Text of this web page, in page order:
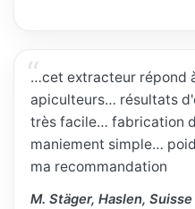
…cet extracteur répond
apiculteurs… résultats
très facile… fabrication
maniement simple…
ma recommandation
M. Stäger, Haslen, Suisse